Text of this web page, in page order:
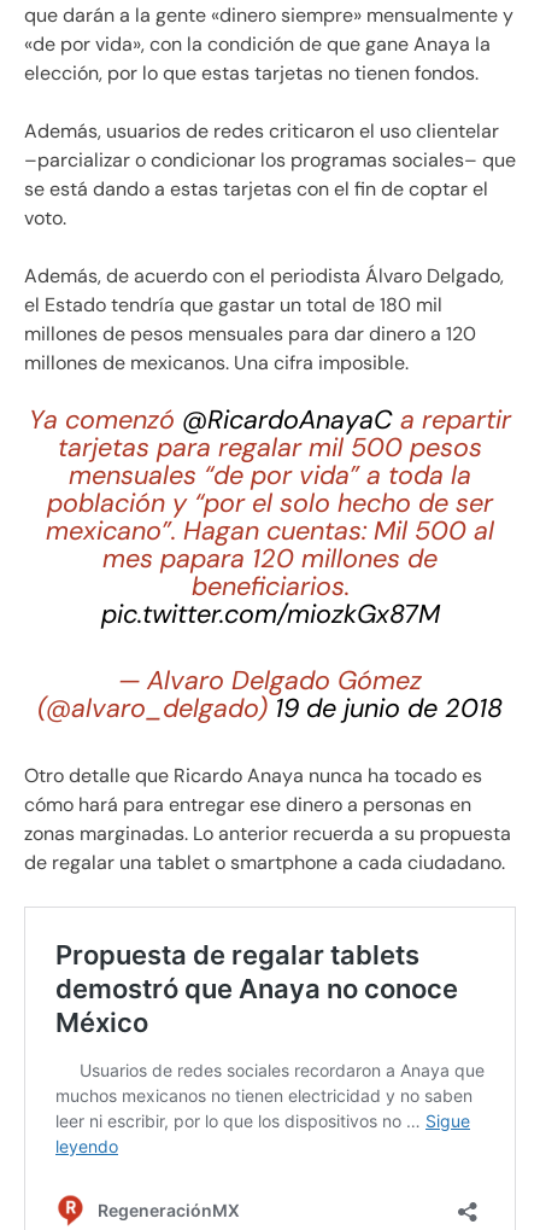
que darán a la gente «dinero siempre» mensualmente y
«de por vida», con la condición de que gane Anaya la
elección, por lo que estas tarjetas no tienen fondos.
Además, usuarios de redes criticaron el uso clientelar
–parcializar o condicionar los programas sociales– que
se está dando a estas tarjetas con el fin de coptar el
voto.
Además, de acuerdo con el periodista Álvaro Delgado,
el Estado tendría que gastar un total de 180 mil
millones de pesos mensuales para dar dinero a 120
millones de mexicanos. Una cifra imposible.
Ya comenzó ⁦ @RicardoAnayaC ⁩ a repartir
tarjetas para regalar mil 500 pesos
mensuales “de por vida” a toda la
población y “por el solo hecho de ser
mexicano”. Hagan cuentas: Mil 500 al
mes papara 120 millones de
beneficiarios.
pic.twitter.com/miozkGx87M
— Alvaro Delgado Gómez
(@alvaro_delgado) 19 de junio de 2018
Otro detalle que Ricardo Anaya nunca ha tocado es
cómo hará para entregar ese dinero a personas en
zonas marginadas. Lo anterior recuerda a su propuesta
de regalar una tablet o smartphone a cada ciudadano.